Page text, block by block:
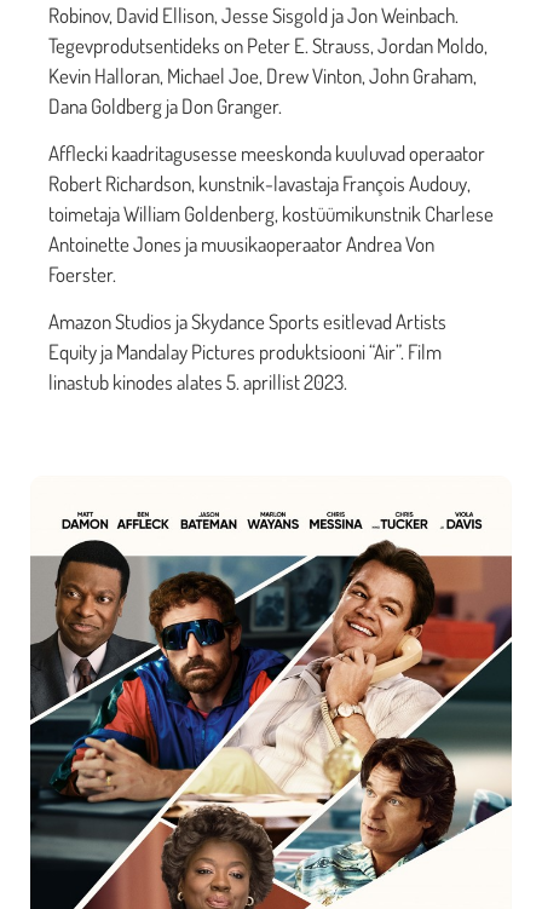
Robinov, David Ellison, Jesse Sisgold ja Jon Weinbach.
Tegevprodutsentideks on Peter E. Strauss, Jordan Moldo,
Kevin Halloran, Michael Joe, Drew Vinton, John Graham,
Dana Goldberg ja Don Granger.
Afflecki kaadritagusesse meeskonda kuuluvad operaator
Robert Richardson, kunstnik-lavastaja François Audouy,
toimetaja William Goldenberg, kostüümikunstnik Charlese
Antoinette Jones ja muusikaoperaator Andrea Von
Foerster.
Amazon Studios ja Skydance Sports esitlevad Artists
Equity ja Mandalay Pictures produktsiooni “Air”. Film
linastub kinodes alates 5. aprillist 2023.